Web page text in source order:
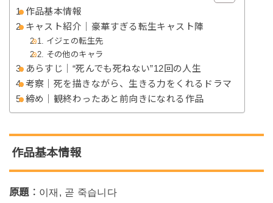
作品基本情報
キャスト紹介｜豪華すぎる転生キャスト陣
イジェの転生先
その他のキャラ
あらすじ｜“死んでも死ねない”12回の人生
考察｜死を描きながら、生きる力をくれるドラマ
締め｜観終わったあと前向きになれる作品
作品基本情報
原題：이재, 곧 죽습니다